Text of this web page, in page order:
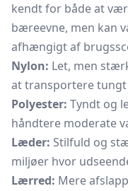
kendt for både at
bæreevne, men kan
afhængigt af
Nylon: Let, men
at transportere
Polyester: Tyndt og
håndtere moderate
Læder: Stilfuld og
miljøer hvor
Lærred: Mere